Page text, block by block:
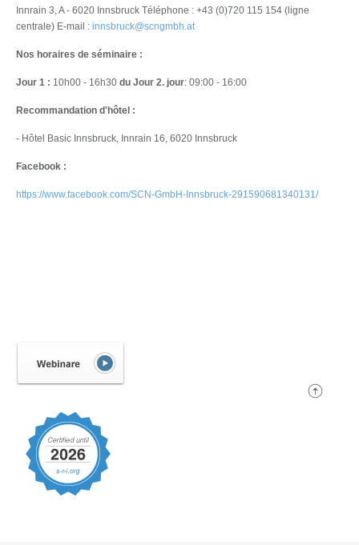
Innrain 3, A - 6020 Innsbruck Téléphone : +43 (0)720 115 154 (ligne
centrale) E-mail : innsbruck@scngmbh.at
Nos horaires de séminaire :
Jour 1 : 10h00 - 16h30 du Jour 2. jour: 09:00 - 16:00
Recommandation d'hôtel :
- Hôtel Basic Innsbruck, Innrain 16, 6020 Innsbruck
Facebook :
https://www.facebook.com/SCN-GmbH-Innsbruck-291590681340131/